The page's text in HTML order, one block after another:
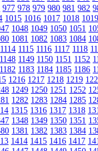
977 978 979 980 981 982
1015 1016 1017 1018 1019
1048 1049 1050 1051
1081 1082 1083 1084
1114 1115 1116 1117 1118
1148 1149 1150 1151 1152
1182 1183 1184 1185 1186
1216 1217 1218 1219
1249 1250 1251 1252
1282 1283 1284 1285
1315 1316 1317 1318
1348 1349 1350 1351
1381 1382 1383 1384
1414 1415 1416 1417